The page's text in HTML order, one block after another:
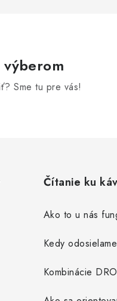
výberom
Sme tu pre vás!
Čítanie ku
Ako to u nás
Kedy
Kombinácie